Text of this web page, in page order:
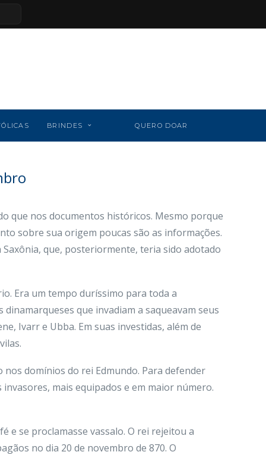
BRINDES QUERO DOAR
que nos documentos históricos. Mesmo porque
sobre sua origem poucas são as informações.
que, posteriormente, teria sido adotado
Era um tempo duríssimo para toda a
que invadiam a saqueavam seus
Ivarr e Ubba. Em suas investidas, além de
domínios do rei Edmundo. Para defender
mais equipados e em maior número.
e se proclamasse vassalo. O rei rejeitou a
no dia 20 de novembro de 870. O